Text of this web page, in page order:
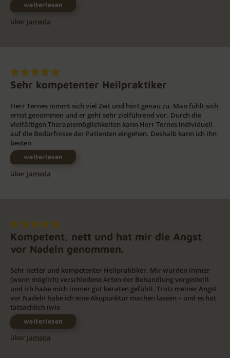
weiterlesen
über Jameda
Sehr kompetenter Heilpraktiker
Herr Ternes nimmt sich viel Zeit und hört genau zu. Man fühlt sich
ernst genommen und er geht sehr zielführend vor. Durch die
vielfältigen Therapiemöglichkeiten kann Herr Ternes individuell
auf die Bedürfnisse der Patienten eingehen. Deshalb kann ich ihn
besten
weiterlesen
über Jameda
Kompetent, nett und hat mir die Angst
vor Nadeln genommen.
Sehr netter und kompetenter Heilpraktiker. Mir wurden immer
(wenn möglich) verschiedene Arten der Behandlung vorgestellt
und ich habe mich immer gut beraten gefühlt. Trotz meiner Angst
vor Nadeln habe ich eine Akupunktur machen lassen – und es hat
tatsächlich (wie
weiterlesen
über Jameda